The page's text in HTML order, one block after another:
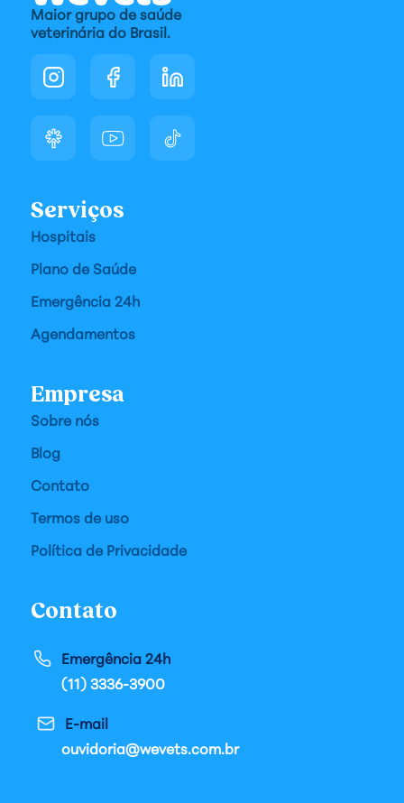
Maior grupo de saúde
veterinária do Brasil.
Serviços
Hospitais
Plano de Saúde
Emergência 24h
Agendamentos
Empresa
Sobre nós
Blog
Contato
Termos de uso
Política de Privacidade
Contato
Emergência 24h
(11) 3336-3900
E-mail
ouvidoria@wevets.com.br